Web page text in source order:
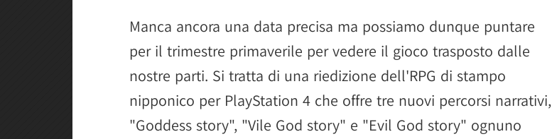
Manca ancora una data precisa ma possiamo dunque puntare
per il trimestre primaverile per vedere il gioco trasposto dalle
nostre parti. Si tratta di una riedizione dell'RPG di stampo
nipponico per PlayStation 4 che offre tre nuovi percorsi narrativi,
"Goddess story", "Vile God story" e "Evil God story" ognuno